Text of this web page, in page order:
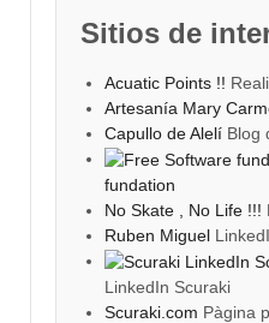
Sitios de
Acuatic Points !!
Artesanía Mary
Capullo de Alelí Blog
fundation
No Skate , No Life !!!
Ruben Miguel
LinkedIn Scuraki
Scuraki.com Pàgina